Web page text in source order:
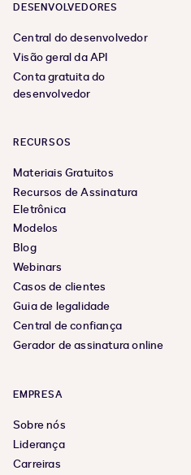
DESENVOLVEDORES
Central do desenvolvedor
Visão geral da API
Conta gratuita do
desenvolvedor
RECURSOS
Materiais Gratuitos
Recursos de Assinatura
Eletrônica
Modelos
Blog
Webinars
Casos de clientes
Guia de legalidade
Central de confiança
Gerador de assinatura online
EMPRESA
Sobre nós
Liderança
Carreiras